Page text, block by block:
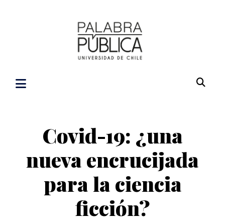
Covid-19: ¿una
nueva encrucijada
para la ciencia
ficción?